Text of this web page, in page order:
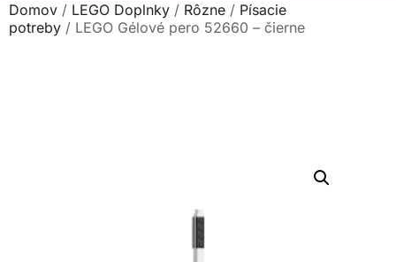
Domov / LEGO Doplnky / Rôzne / Písacie
potreby / LEGO Gélové pero 52660 – čierne